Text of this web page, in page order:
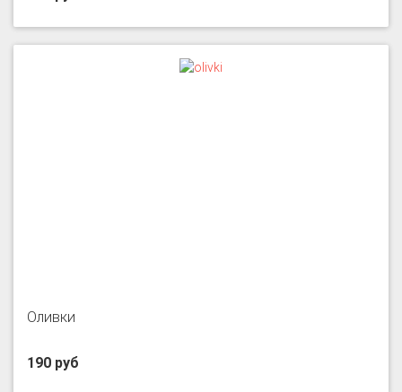
Оливки
190 руб